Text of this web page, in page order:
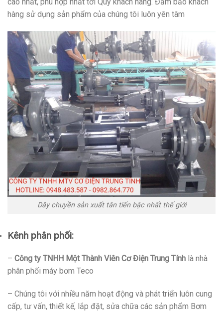
hàng sử dụng sản phẩm của chúng tôi luôn yên tâm
Dây chuyền sản xuất tân tiến bậc nhất thế giới
Kênh phân phối:
– Công ty TNHH Một Thành Viên Cơ Điện Trung Tính là nhà
phân phối máy bơm Teco
– Chúng tôi với nhiều năm hoạt động và phát triển luôn cung
cấp, tư vấn, thiết kế, lắp đặt, sửa chữa các sản phẩm Bơm